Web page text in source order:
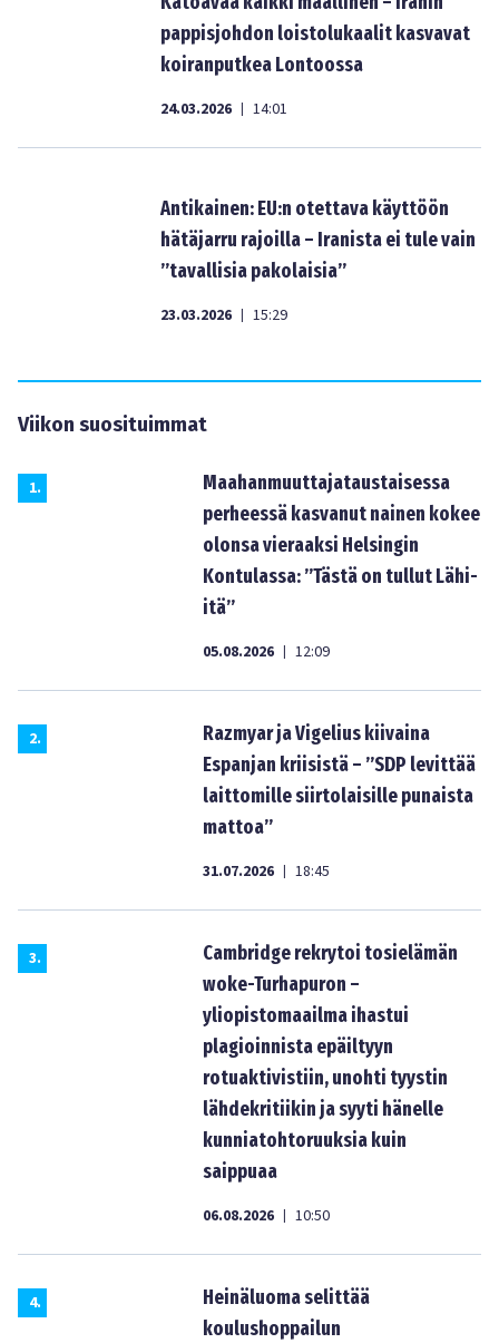
pappisjohdon loistolukaalit kasvavat
koiranputkea Lontoossa
24.03.2026 | 14:01
Antikainen: EU:n otettava käyttöön
hätäjarru rajoilla – Iranista ei tule vain
”tavallisia pakolaisia”
23.03.2026 | 15:29
Viikon suosituimmat
1.
Maahanmuuttajataustaisessa
perheessä kasvanut nainen kokee
olonsa vieraaksi Helsingin
Kontulassa: ”Tästä on tullut Lähi-
itä”
05.08.2026 | 12:09
2.
Razmyar ja Vigelius kiivaina
Espanjan kriisistä – ”SDP levittää
laittomille siirtolaisille punaista
mattoa”
31.07.2026 | 18:45
3.
Cambridge rekrytoi tosielämän
woke-Turhapuron –
yliopistomaailma ihastui
plagioinnista epäiltyyn
rotuaktivistiin, unohti tyystin
lähdekritiikin ja syyti hänelle
kunniatohtoruuksia kuin
saippuaa
06.08.2026 | 10:50
4.
Heinäluoma selittää
koulushoppailun